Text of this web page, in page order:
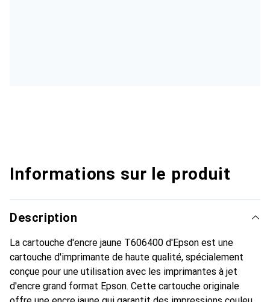
Informations sur le produit
Description
La cartouche d'encre jaune T606400 d'Epson est une
cartouche d'imprimante de haute qualité, spécialement
conçue pour une utilisation avec les imprimantes à jet
d'encre grand format Epson. Cette cartouche originale